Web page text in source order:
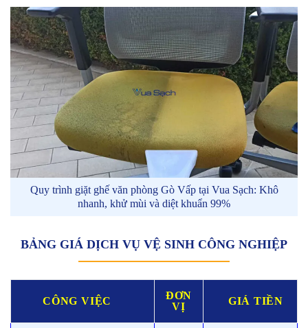
Quy trình giặt ghế văn phòng Gò Vấp tại Vua Sạch: Khô
nhanh, khử mùi và diệt khuẩn 99%
BẢNG GIÁ DỊCH VỤ VỆ SINH CÔNG NGHIỆP
CÔNG VIỆC
ĐƠN
VỊ
GIÁ TIỀN